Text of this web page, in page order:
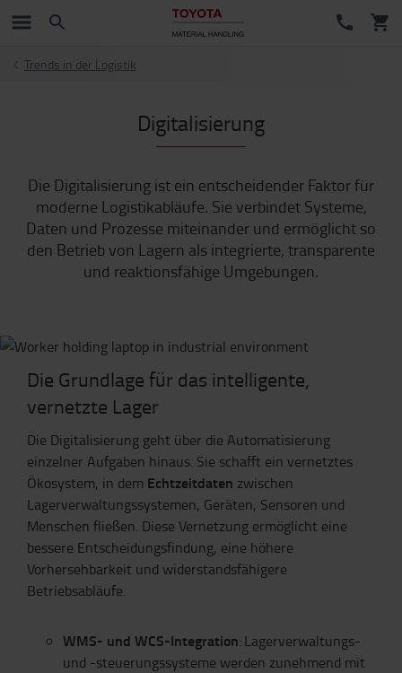
Trends in der Logistik
Digitalisierung
Die Digitalisierung ist ein entscheidender Faktor für
moderne Logistikabläufe. Sie verbindet Systeme,
Daten und Prozesse miteinander und ermöglicht so
den Betrieb von Lagern als integrierte, transparente
und reaktionsfähige Umgebungen.
Die Grundlage für das intelligente,
vernetzte Lager
Die Digitalisierung geht über die Automatisierung
einzelner Aufgaben hinaus. Sie schafft ein vernetztes
Ökosystem, in dem Echtzeitdaten zwischen
Lagerverwaltungssystemen, Geräten, Sensoren und
Menschen fließen. Diese Vernetzung ermöglicht eine
bessere Entscheidungsfindung, eine höhere
Vorhersehbarkeit und widerstandsfähigere
Betriebsabläufe.
WMS- und WCS-Integration: Lagerverwaltungs-
und -steuerungssysteme werden zunehmend mit